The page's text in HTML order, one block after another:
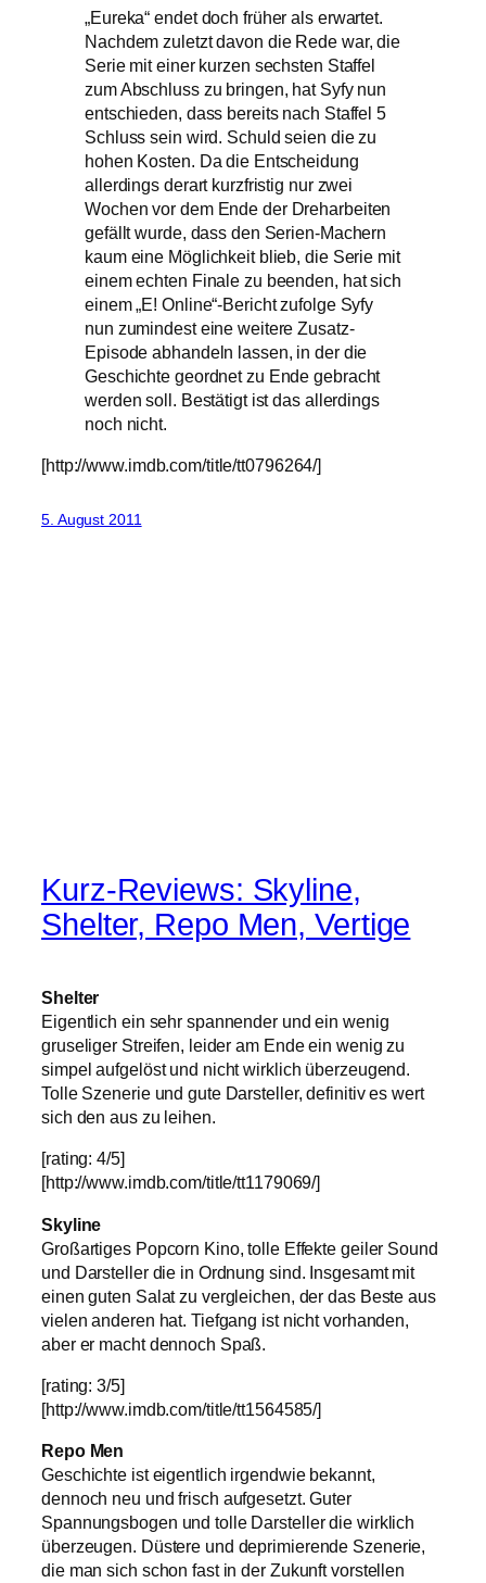
„Eureka“ endet doch früher als erwartet.
Nachdem zuletzt davon die Rede war, die
Serie mit einer kurzen sechsten Staffel
zum Abschluss zu bringen, hat Syfy nun
entschieden, dass bereits nach Staffel 5
Schluss sein wird. Schuld seien die zu
hohen Kosten. Da die Entscheidung
allerdings derart kurzfristig nur zwei
Wochen vor dem Ende der Dreharbeiten
gefällt wurde, dass den Serien-Machern
kaum eine Möglichkeit blieb, die Serie mit
einem echten Finale zu beenden, hat sich
einem „E! Online“-Bericht zufolge Syfy
nun zumindest eine weitere Zusatz-
Episode abhandeln lassen, in der die
Geschichte geordnet zu Ende gebracht
werden soll. Bestätigt ist das allerdings
noch nicht.
[http://www.imdb.com/title/tt0796264/]
5. August 2011
Kurz-Reviews: Skyline,
Shelter, Repo Men, Vertige
Shelter
Eigentlich ein sehr spannender und ein wenig
gruseliger Streifen, leider am Ende ein wenig zu
simpel aufgelöst und nicht wirklich überzeugend.
Tolle Szenerie und gute Darsteller, definitiv es wert
sich den aus zu leihen.
[rating: 4/5]
[http://www.imdb.com/title/tt1179069/]
Skyline
Großartiges Popcorn Kino, tolle Effekte geiler Sound
und Darsteller die in Ordnung sind. Insgesamt mit
einen guten Salat zu vergleichen, der das Beste aus
vielen anderen hat. Tiefgang ist nicht vorhanden,
aber er macht dennoch Spaß.
[rating: 3/5]
[http://www.imdb.com/title/tt1564585/]
Repo Men
Geschichte ist eigentlich irgendwie bekannt,
dennoch neu und frisch aufgesetzt. Guter
Spannungsbogen und tolle Darsteller die wirklich
überzeugen. Düstere und deprimierende Szenerie,
die man sich schon fast in der Zukunft vorstellen